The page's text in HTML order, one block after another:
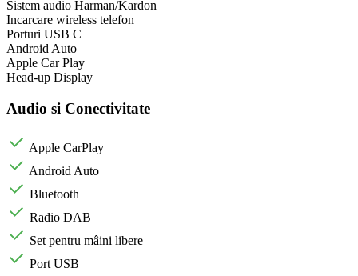
Sistem audio Harman/Kardon
Incarcare wireless telefon
Porturi USB C
Android Auto
Apple Car Play
Head-up Display
Audio si Conectivitate
Apple CarPlay
Android Auto
Bluetooth
Radio DAB
Set pentru mâini libere
Port USB